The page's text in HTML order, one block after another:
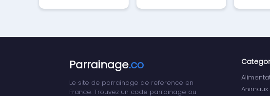
Parrainage.co
Le site de parrainage de reference en
France. Trouvez un code parrainage ou
Animaux